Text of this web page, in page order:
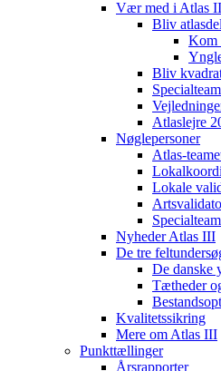
Vær med i Atlas
Bliv
Kom
Bliv
Atlaslejre
Nøglepersoner
Atlas-
Lokale
Nyheder Atlas III
De tre
De danske
Tætheder
Kvalitetssikring
Mere om Atlas III
Punkttællinger
Årsrapporter